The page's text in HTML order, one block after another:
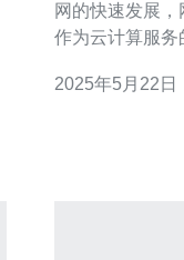
网的快速发展，
作为云计算服务
接速度。 CN2网络是阿里云推出的一种高速网络服务，采
2025年5月22日